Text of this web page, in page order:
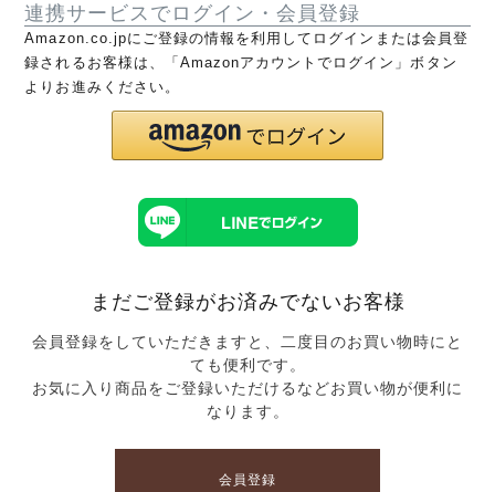
連携サービスでログイン・会員登録
Amazon.co.jpにご登録の情報を利用してログインまたは会員登
録されるお客様は、「Amazonアカウントでログイン」ボタン
よりお進みください。
まだご登録がお済みでないお客様
会員登録をしていただきますと、二度目のお買い物時にと
ても便利です。
お気に入り商品をご登録いただけるなどお買い物が便利に
なります。
会員登録